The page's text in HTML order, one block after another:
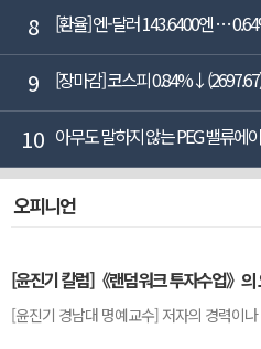
8 [환율] 엔-달러 143.6400엔 …
9 [장마감] 코스피
10 아무도 말하지 않는 PEG 밸류에
오피니언
[윤진기 칼럼]《랜덤워크 투자수업》의